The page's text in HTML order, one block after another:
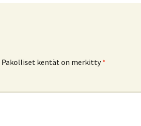
Pakolliset kentät on merkitty*